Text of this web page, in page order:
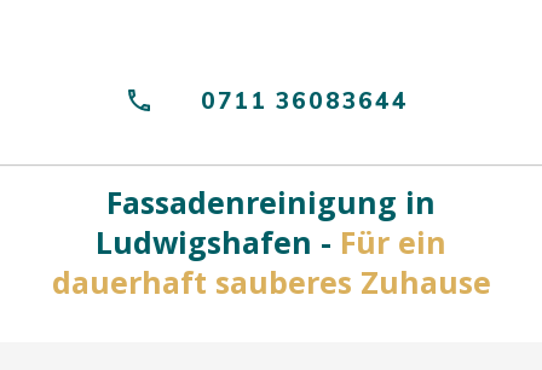
0711 36083644
Fassadenreinigung in
Ludwigshafen - Für ein
dauerhaft sauberes Zuhause